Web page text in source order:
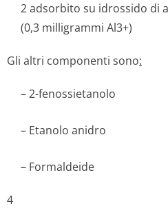
2 adsorbito su idrossido di
(0,3 milligram­mi Al3+)
Gli altri componenti sono:
– 2-fenossietanolo
– Etanolo anidro
– Formaldeide
4